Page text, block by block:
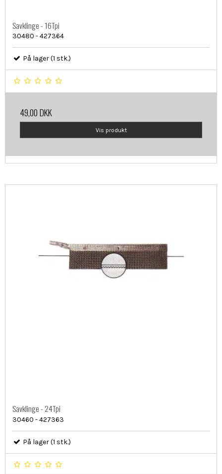
Savklinge - 16Tpi
30480 - 427364
På lager (1 stk.)
49,00 DKK
Vis produkt
Savklinge - 24Tpi
30460 - 427363
På lager (1 stk.)